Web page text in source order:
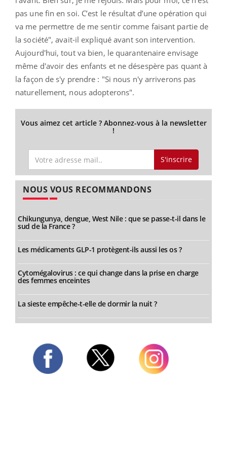
pas une fin en soi. C’est le résultat d’une opération qui
va me permettre de me sentir comme faisant partie de
la société", avait-il expliqué avant son intervention.
Aujourd'hui, tout va bien, le quarantenaire envisage
même d'avoir des enfants et ne désespère pas quant à
la façon de s'y prendre : "Si nous n'y arriverons pas
naturellement, nous adopterons".
Vous aimez cet article ? Abonnez-vous à la newsletter
!
S'inscrire
NOUS VOUS RECOMMANDONS
Chikungunya, dengue, West Nile : que se passe-t-il dans le
sud de la France ?
Les médicaments GLP-1 protègent-ils aussi les os ?
Cytomégalovirus : ce qui change dans la prise en charge
des femmes enceintes
La sieste empêche-t-elle de dormir la nuit ?